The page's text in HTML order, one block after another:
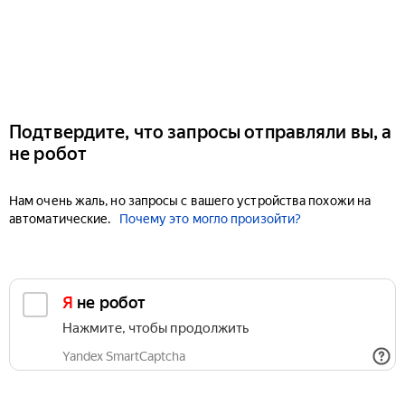
Подтвердите, что запросы отправляли вы, а
не робот
Нам очень жаль, но запросы с вашего устройства похожи на
автоматические.
Почему это могло произойти?
Я не робот
Нажмите, чтобы продолжить
Yandex SmartCaptcha